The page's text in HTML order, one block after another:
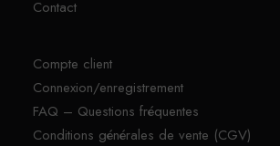
Contact
Compte client
Connexion/enregistrement
FAQ – Questions fréquentes
Conditions générales de vente (CGV)